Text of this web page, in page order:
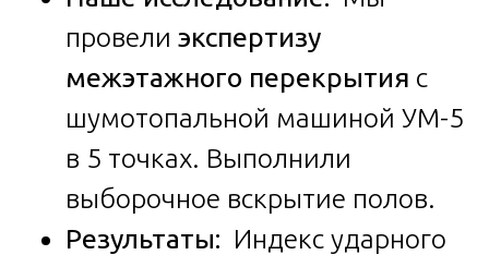
провели экспертизу
межэтажного перекрытия с
шумотопальной машиной УМ-5
в 5 точках. Выполнили
выборочное вскрытие полов.
Результаты: Индекс ударного